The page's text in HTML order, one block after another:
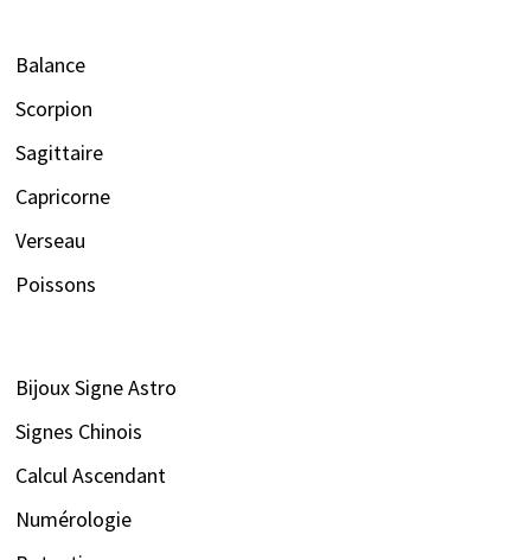
Balance
Scorpion
Sagittaire
Capricorne
Verseau
Poissons
Bijoux Signe Astro
Signes Chinois
Calcul Ascendant
Numérologie